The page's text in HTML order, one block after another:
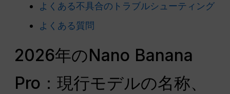
よくある不具合のトラブルシューティング
よくある質問
2026年のNano Banana
Pro：現行モデルの名称、